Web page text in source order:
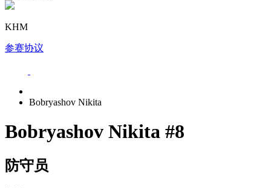
KHM
参赛协议
Bobryashov Nikita
Bobryashov Nikita #8
防守员